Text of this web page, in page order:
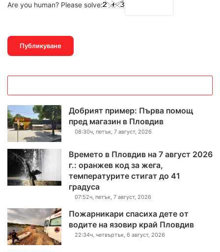
Are you human? Please solve:
Добрият пример: Първа помощ
пред магазин в Пловдив
08:30ч, петък, 7 август, 2026
Времето в Пловдив на 7 август 2026
г.: оранжев код за жега,
температурите стигат до 41
градуса
07:52ч, петък, 7 август, 2026
Пожарникари спасиха дете от
водите на язовир край Пловдив
22:34ч, четвъртък, 6 август, 2026